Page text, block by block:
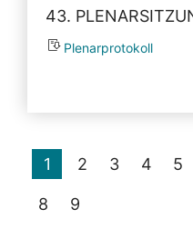
43.
Plenarprotokoll
1 2 3 4 5
8 9